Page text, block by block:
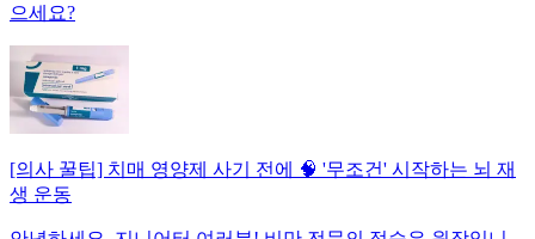
으세요?
[의사 꿀팁] 치매 영양제 사기 전에 🧠 '무조건' 시작하는 뇌 재
생 운동